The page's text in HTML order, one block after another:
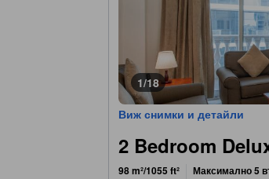
1/18
Виж снимки и детайли
2 Bedroom
98 m²/1055 ft² Максимално 5